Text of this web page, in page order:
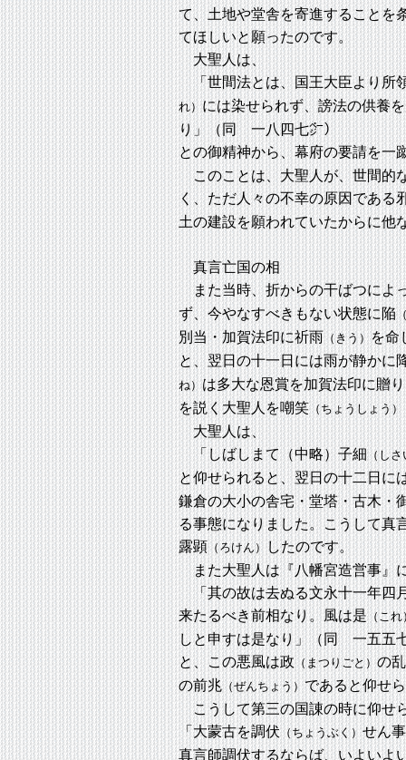
て、土地や堂舎を寄進することを
てほしいと願ったのです。
大聖人は、
「世間法とは、国王大臣より所
れ）には染せられず、謗法の供養
り」（同 一八四七㌻）
との御精神から、幕府の要請を一
このことは、大聖人が、世間的
く、ただ人々の不幸の原因である
土の建設を願われていたからに他
真言亡国の相
また当時、折からの干ばつによ
ず、今やなすべきもない状態に陥
別当・加賀法印に祈雨（きう）を命
と、翌日の十一日には雨が静かに
ね）は多大な恩賞を加賀法印に贈
を説く大聖人を嘲笑（ちょうしょう）
大聖人は、
「しばしまて（中略）子細（しさ
と仰せられると、翌日の十二日に
鎌倉の大小の舎宅・堂塔・古木・
る事態になりました。こうして真
露顕（ろけん）したのです。
また大聖人は『八幡宮造営事』
「其の故は去ぬる文永十一年四
来たるべき前相なり。風は是（これ
しと申すは是なり」（同 一五五
と、この悪風は政（まつりごと）の
の前兆（ぜんちょう）であると仰せ
こうして第三の国諌の時に仰せ
「大蒙古を調伏（ちょうぶく）せん
真言師調伏するならば、いよいよ